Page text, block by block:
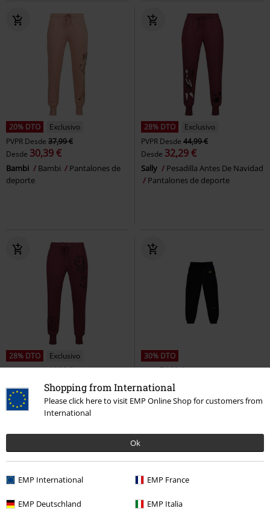
Shopping from International
Please click here to visit EMP Online Shop for customers from
International
Ok
EMP International EMP France
EMP Deutschland EMP Italia
20% DTO
Exclusivo
PVPR Desde 37,99 €
Desde 30,39 €
Bambi Bambi
Pantalones de
deporte
28% DTO
Exclusivo
PVPR Desde 44,99 €
Desde 32,29 €
Sally
Pesadilla Antes De Navidad
Pantalones de deporte
28% DTO
Exclusivo
PVPRDesde44,99 €
32,29 €
Belle
La Bella y La Bestia
Pantalones de deporte
30% DTO
PVPR74,99 €
51,99 €
Joggers
Ghost of Yotei
Pantalones de deporte